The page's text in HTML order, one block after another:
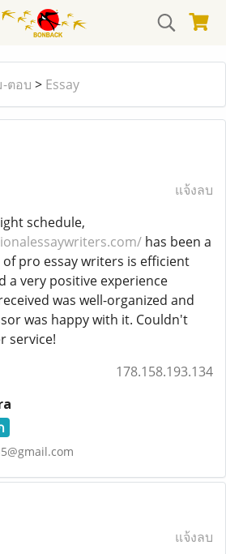
ตอบ > Essay
แจ้งลบ
schedule,
has been a
pro essay writers is efficient
a very positive experience
was well-organized and
was happy with it. Couldn't
service!
178.158.193.134
แจ้งลบ